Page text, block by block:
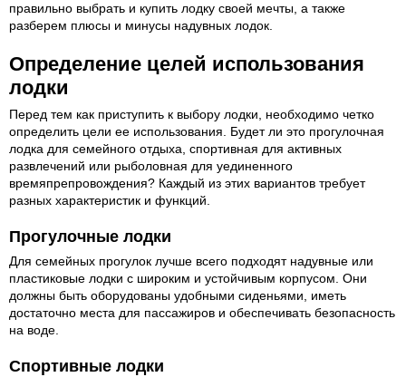
правильно выбрать и купить лодку своей мечты, а также
разберем плюсы и минусы надувных лодок.
Определение целей использования
лодки
Перед тем как приступить к выбору лодки, необходимо четко
определить цели ее использования. Будет ли это прогулочная
лодка для семейного отдыха, спортивная для активных
развлечений или рыболовная для уединенного
времяпрепровождения? Каждый из этих вариантов требует
разных характеристик и функций.
Прогулочные лодки
Для семейных прогулок лучше всего подходят надувные или
пластиковые лодки с широким и устойчивым корпусом. Они
должны быть оборудованы удобными сиденьями, иметь
достаточно места для пассажиров и обеспечивать безопасность
на воде.
Спортивные лодки